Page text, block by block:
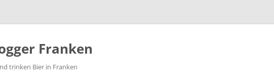
Franken
trinken Bier in Franken